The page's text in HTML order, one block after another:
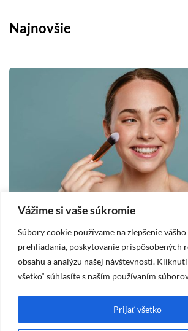
Vážime si vaše súkromie
Súbory cookie používame na zlepšenie vášho
prehliadania, poskytovanie prispôsobených
obsahu a analýzu našej návštevnosti.
všetko“ súhlasíte s naším používaním
Prijať všetko
Najnovšie
MAKE-UP
2025-10-19
Make up pre suchú pleť –
prirodzený vzhľad bez